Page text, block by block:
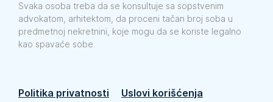
Svaka osoba treba da se konsultuje sa sopstvenim
advokatom, arhitektom, da proceni tačan broj soba u
predmetnoj nekretnini, koje mogu da se koriste legalno
kao spavaće sobe.
Politika privatnosti Uslovi korišćenja